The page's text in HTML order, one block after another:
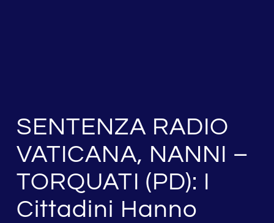
SENTENZA RADIO
VATICANA, NANNI –
TORQUATI (PD): I
Cittadini Hanno